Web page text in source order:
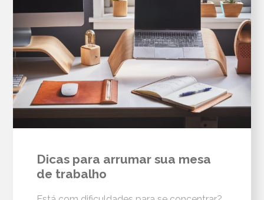
Dicas para arrumar sua mesa
de trabalho